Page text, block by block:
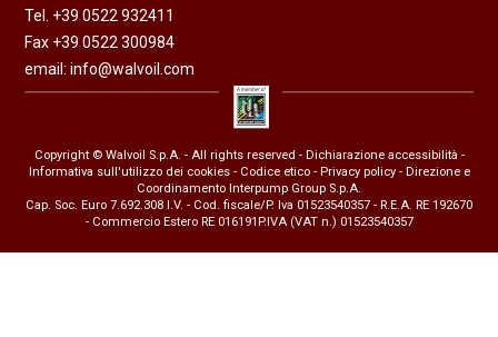
Tel. +39 0522 932411
Fax +39 0522 300984
email:info@walvoil.com
Copyright © Walvoil S.p.A. - All rights reserved - Dichiarazione accessibilità -
Informativa sull'utilizzo dei cookies- Codice etico- Privacy policy- Direzione e
Coordinamento Interpump Group S.p.A.
Cap. Soc. Euro 7.692.308 I.V. - Cod. fiscale/P. Iva 01523540357 - R.E.A. RE 192670
- Commercio Estero RE 016191P.IVA (VAT n.) 01523540357